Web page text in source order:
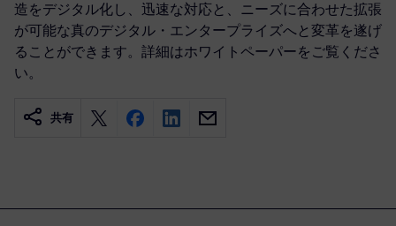
造をデジタル化し、迅速な対応と、ニーズに合わせた拡張
が可能な真のデジタル・エンタープライズへと変革を遂げ
ることができます。詳細はホワイトペーパーをご覧くださ
い。
共有